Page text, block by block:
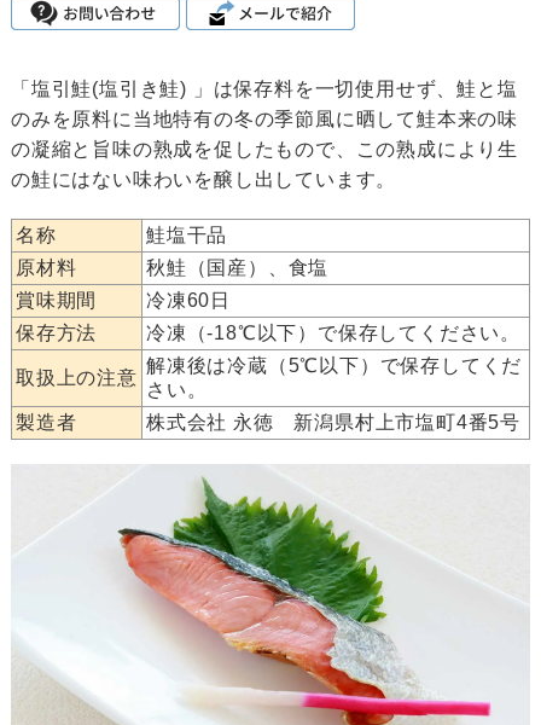
「塩引鮭(塩引き鮭) 」は保存料を一切使用せず、鮭と塩
のみを原料に当地特有の冬の季節風に晒して鮭本来の味
の凝縮と旨味の熟成を促したもので、この熟成により生
の鮭にはない味わいを醸し出しています。
名称
鮭塩干品
原材料
秋鮭（国産）、食塩
賞味期間
冷凍60日
保存方法
冷凍（-18℃以下）で保存してください。
取扱上の注意
解凍後は冷蔵（5℃以下）で保存してくだ
さい。
製造者
株式会社 永徳 新潟県村上市塩町4番5号